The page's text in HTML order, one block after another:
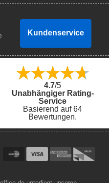
Kundenservice
4.7/5
Unabhängiger Rating-
Service
Basierend auf 64
Bewertungen.